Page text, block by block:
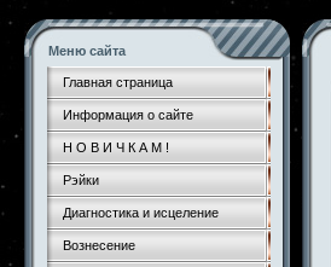
Меню сайта
Главная страница
Информация о сайте
Н О В И Ч К А М !
Рэйки
Диагностика и исцеление
Вознесение